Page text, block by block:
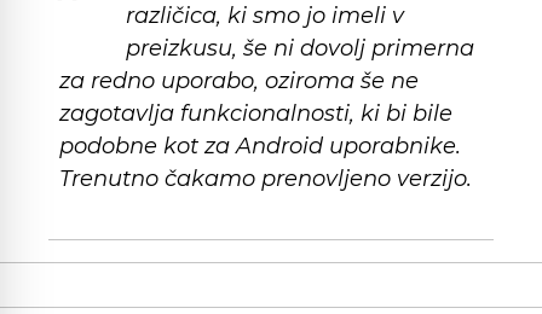
različica, ki smo jo imeli v
preizkusu, še ni dovolj primerna
za redno uporabo, oziroma še ne
zagotavlja funkcionalnosti, ki bi bile
podobne kot za Android uporabnike.
Trenutno čakamo prenovljeno verzijo.